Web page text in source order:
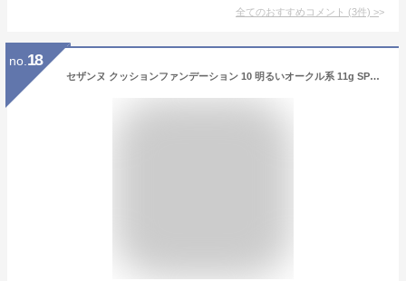
全てのおすすめコメント (3件) >
no. 18
セザンヌ クッションファンデーション 10 明るいオークル系 11g SPF50 PA++++ 艶肌ファンデーション